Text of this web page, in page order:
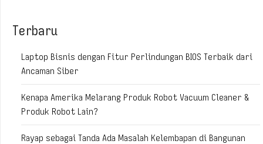
Terbaru
Laptop Bisnis dengan Fitur Perlindungan BIOS Terbaik dari
Ancaman Siber
Kenapa Amerika Melarang Produk Robot Vacuum Cleaner &
Produk Robot Lain?
Rayap sebagai Tanda Ada Masalah Kelembapan di Bangunan